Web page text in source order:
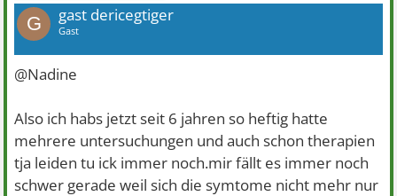
G gast dericegtiger
Gast
@Nadine
Also ich habs jetzt seit 6 jahren so heftig hatte
mehrere untersuchungen und auch schon therapien
tja leiden tu ick immer noch.mir fällt es immer noch
schwer gerade weil sich die symtome nicht mehr nur